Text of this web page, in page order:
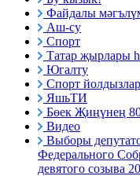
Файдалы
Аш-су
Спорт
Татар җырлары
Югалту
Спорт
ЯшьТИ
Бөек Җиңүнең
Видео
Выборы
Федерального
девятого созыва